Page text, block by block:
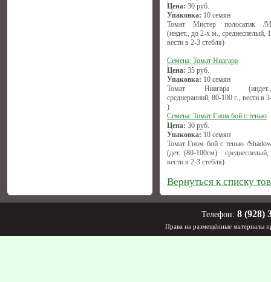
Цена: 30 руб.
Упаковка: 10 семян
Томат Мистер полосатик /
(индет., до 2-х м., среднеспелый,
вести в 2-3 стебля)
Семена: Томат Ниагара
Цена: 35 руб.
Упаковка: 10 семян
Томат Ниагара
среднеранний, 80-100 г., вести в
)
Семена: Томат Гном бой с тенью
Цена: 30 руб.
Упаковка: 10 семян
Томат Гном бой с тенью /
(дет. (80-100см)
вести в 2-3 стебля)
Вернуться к списку
Телефон: 8 (928)
Права на размещённые материалы